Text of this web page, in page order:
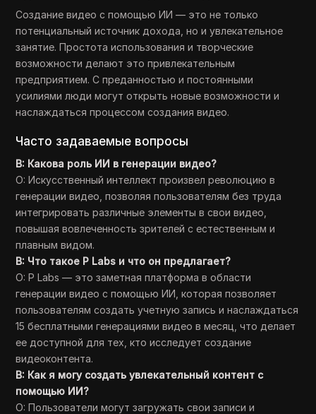
Создание видео с помощью ИИ — это не только
потенциальный источник дохода, но и увлекательное
занятие. Простота использования и творческие
возможности делают это привлекательным
предприятием. С преданностью и постоянными
усилиями люди могут открыть новые возможности и
наслаждаться процессом создания видео.
Часто задаваемые вопросы
В: Какова роль ИИ в генерации видео?
О: Искусственный интеллект произвел революцию в
генерации видео, позволяя пользователям без труда
интегрировать различные элементы в свои видео,
повышая вовлеченность зрителей с естественным и
плавным видом.
В: Что такое P Labs и что он предлагает?
О: P Labs — это заметная платформа в области
генерации видео с помощью ИИ, которая позволяет
пользователям создать учетную запись и наслаждаться
15 бесплатными генерациями видео в месяц, что делает
ее доступной для тех, кто исследует создание
видеоконтента.
В: Как я могу создать увлекательный контент с
помощью ИИ?
О: Пользователи могут загружать свои записи и